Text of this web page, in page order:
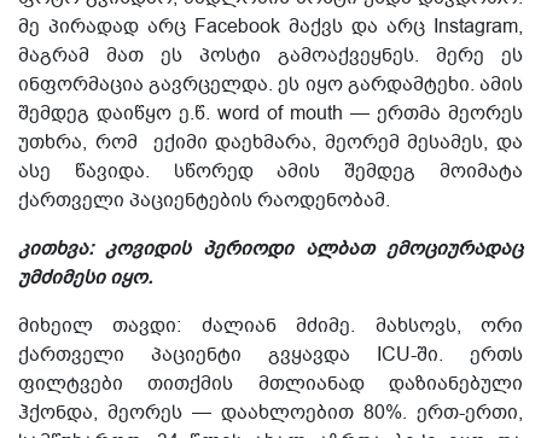
მე პირადად არც Facebook მაქვს და არც Instagram,
მაგრამ მათ ეს პოსტი გამოაქვეყნეს. მერე ეს
ინფორმაცია გავრცელდა. ეს იყოგარდამტეხი.ამის
შემდეგ დაიწყო ე.წ. word of mouth — ერთმა მეორეს
უთხრა, რომ ექიმი დაეხმარა, მეორემ მესამეს, და
ასე წავიდა. სწორედ ამის შემდეგ მოიმატა
ქართველი პაციენტების რაოდენობამ.
კითხვა: კოვიდის პერიოდი ალბათ ემოციურადაც
უმძიმესი იყო.
მიხეილ თავდი: ძალიან მძიმე. მახსოვს, ორი
ქართველი პაციენტი გვყავდა ICU-ში. ერთს
ფილტვები თითქმის მთლიანად დაზიანებული
ჰქონდა, მეორეს — დაახლოებით 80%. ერთ-ერთი,